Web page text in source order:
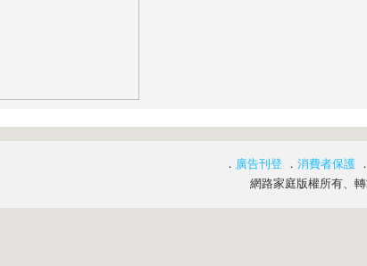
． 廣告刊登 ． 消費者保護 ．
網路家庭版權所有、